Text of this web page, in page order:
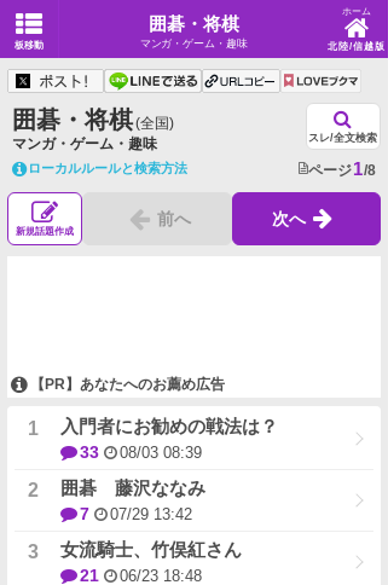
板移動
囲碁・将棋
マンガ・ゲーム・趣味
ホーム
北陸/信越版
囲碁・将棋(全国)
マンガ・ゲーム・趣味
スレ/全文検索
ローカルルールと検索方法 ページ 1/8
新規話題作成
前へ 次へ
【PR】あなたへのお薦め広告
入門者にお勧めの戦法は？
33 08/03 08:39
囲碁 藤沢ななみ
7 07/29 13:42
女流騎士、竹俣紅さん
21 06/23 18:48